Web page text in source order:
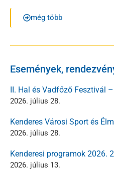
még több
Események,
II. Hal és Vadfőző Fesztivál
2026. július 28.
Kenderes Városi Sport és
2026. július 28.
Kenderesi programok 2026.
2026. július 13.